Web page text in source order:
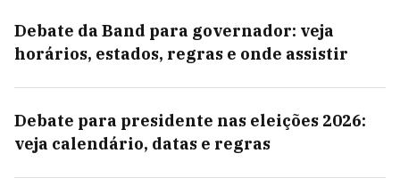
Debate da Band para governador: veja
horários, estados, regras e onde assistir
Debate para presidente nas eleições 2026:
veja calendário, datas e regras